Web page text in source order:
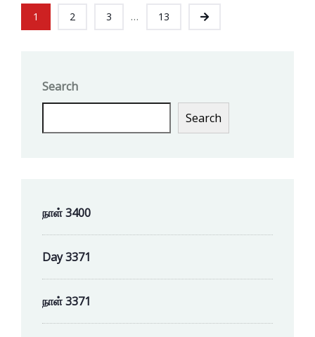
1 2 3 ... 13
Search
Search
நாள் 3400
Day 3371
நாள் 3371